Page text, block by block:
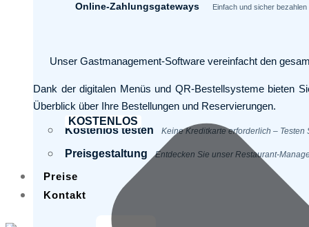
Online-Zahlungsgateways Einfach und sicher
Unser Gastmanagement-Software vereinfacht den
Dank der digitalen Menüs und QR-Bestellsysteme bieten
Überblick über Ihre Bestellungen und Reservierungen.
Kostenlos testen Keine Kreditkarte erforderlich –
KOSTENLOS
Preisgestaltung Entdecken Sie unser Restaurant-
Preise
Kontakt